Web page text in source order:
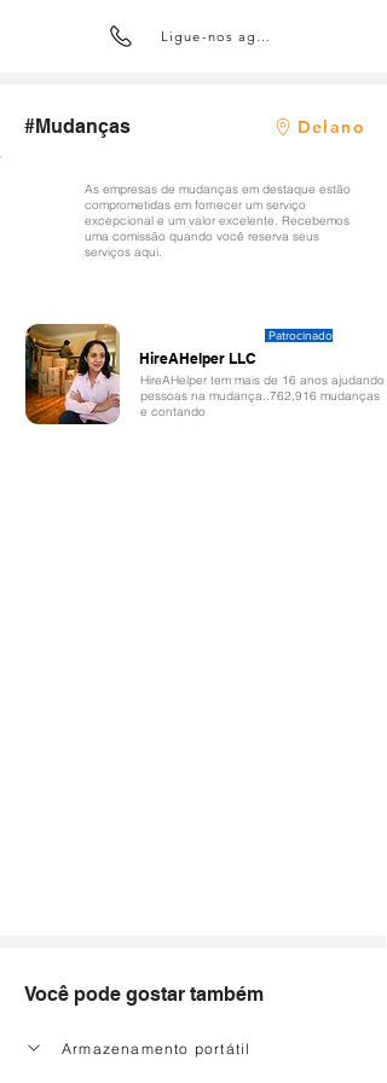
Ligue-nos agora
#Mudanças Delano
As empresas de mudanças em destaque estão
comprometidas em fornecer um serviço
excepcional e um valor excelente. Recebemos
uma comissão quando você reserva seus
serviços aqui.
HireAHelper LLC
Patrocinado
HireAHelper tem mais de 16 anos ajudando
pessoas na mudança..762,916 mudanças
e contando
Você pode gostar também
Armazenamento portátil